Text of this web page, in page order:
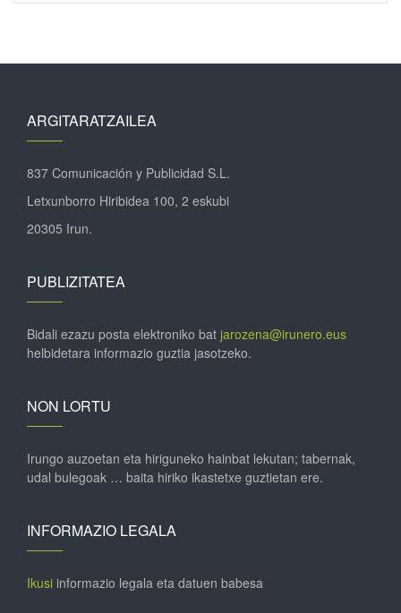
ARGITARATZAILEA
837 Comunicación y Publicidad S.L.
Letxunborro Hiribidea 100, 2 eskubi
20305 Irun.
PUBLIZITATEA
Bidali ezazu posta elektroniko bat jarozena@irunero.eus
helbidetara informazio guztia jasotzeko.
NON LORTU
Irungo auzoetan eta hiriguneko hainbat lekutan; tabernak,
udal bulegoak … baita hiriko ikastetxe guztietan ere.
INFORMAZIO LEGALA
Ikusi informazio legala eta datuen babesa